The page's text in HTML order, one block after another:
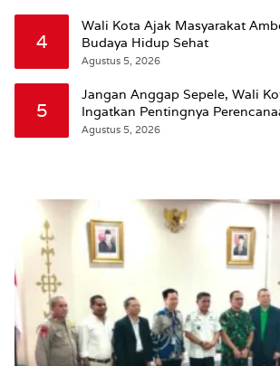
4
Wali Kota Ajak Masyarakat
Budaya Hidup Sehat
Agustus 5, 2026
5
Jangan Anggap Sepele, Wali
Ingatkan Pentingnya
Agustus 5, 2026